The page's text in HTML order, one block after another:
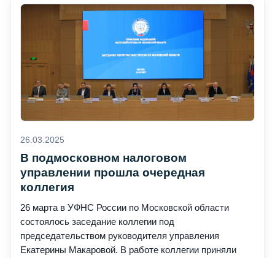
26.03.2025
В подмосковном налоговом
управлении прошла очередная
коллегия
26 марта в УФНС России по Московской области
состоялось заседание коллегии под
председательством руководителя управления
Екатерины Макаровой. В работе коллегии приняли